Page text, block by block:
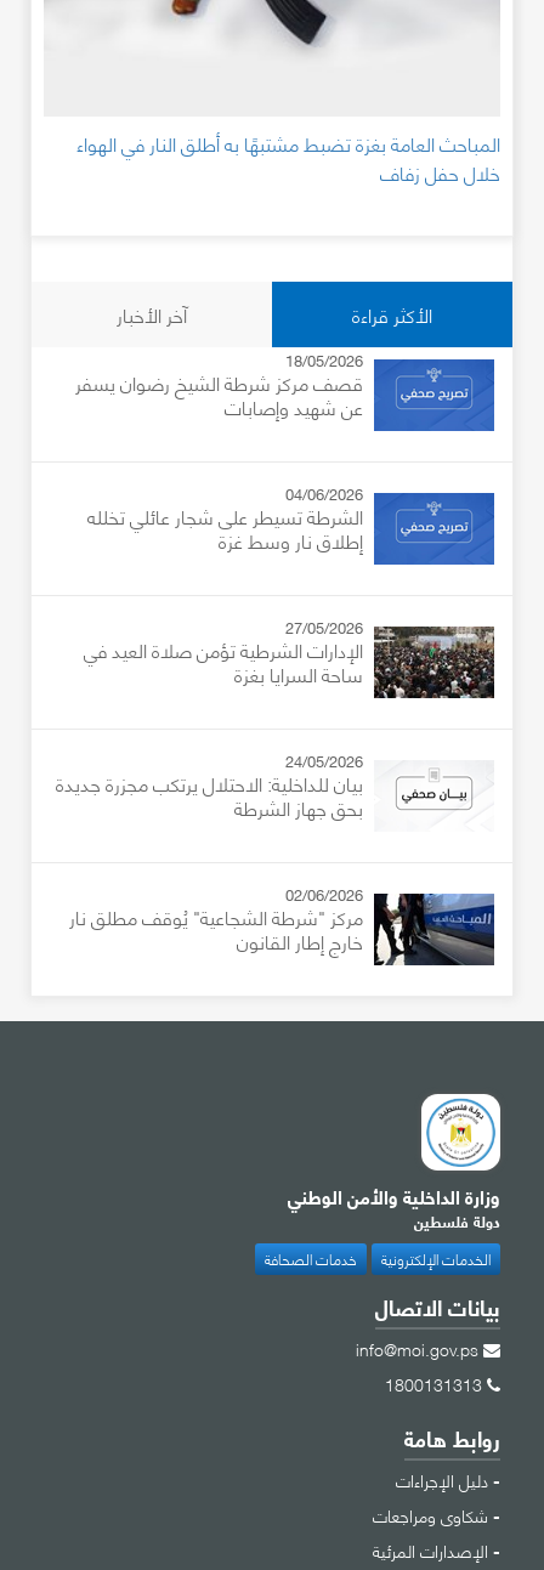
المباحث العامة بغزة تضبط مشتبهًا به أطلق النار في الهواء
خلال حفل زفاف
الأكثر قراءة آخر الأخبار
18/05/2026
قصف مركز شرطة الشيخ رضوان يسفر
عن شهيد وإصابات
04/06/2026
الشرطة تسيطر على شجار عائلي تخلله
إطلاق نار وسط غزة
27/05/2026
الإدارات الشرطية تؤمن صلاة العيد في
ساحة السرايا بغزة
24/05/2026
بيان للداخلية: الاحتلال يرتكب مجزرة جديدة
بحق جهاز الشرطة
02/06/2026
مركز "شرطة الشجاعية" يُوقف مطلق نار
خارج إطار القانون
وزارة الداخلية والأمن الوطني
دولة فلسطين
الخدمات الإلكترونية خدمات الصحافة
بيانات الاتصال
info@moi.gov.ps
روابط هامة
دليل الإجراءات
شكاوى ومراجعات
الإصدارات المرئية